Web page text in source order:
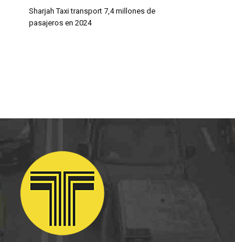
Sharjah Taxi transport 7,4 millones de
pasajeros en 2024